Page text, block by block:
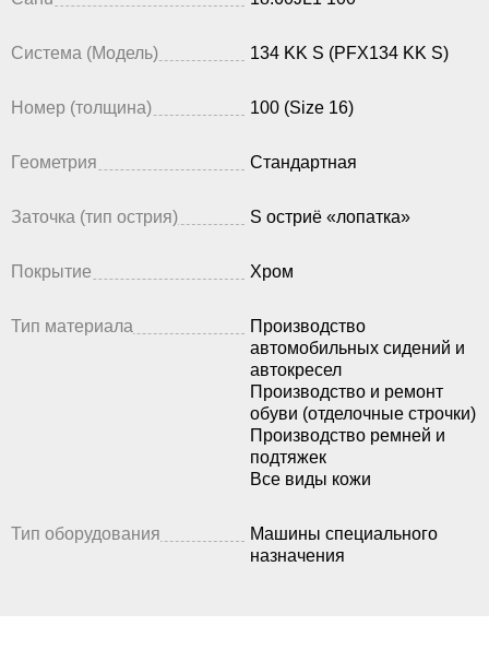
Система (Модель) 134 KK S (PFX134 KK S)
Номер (толщина) 100 (Size 16)
Геометрия Стандартная
Заточка (тип острия) S остриё «лопатка»
Покрытие Хром
Тип материала
Производство
автомобильных сидений и
автокресел
Производство и ремонт
обуви (отделочные строчки)
Производство ремней и
подтяжек
Все виды кожи
Тип оборудования
Машины специального
назначения